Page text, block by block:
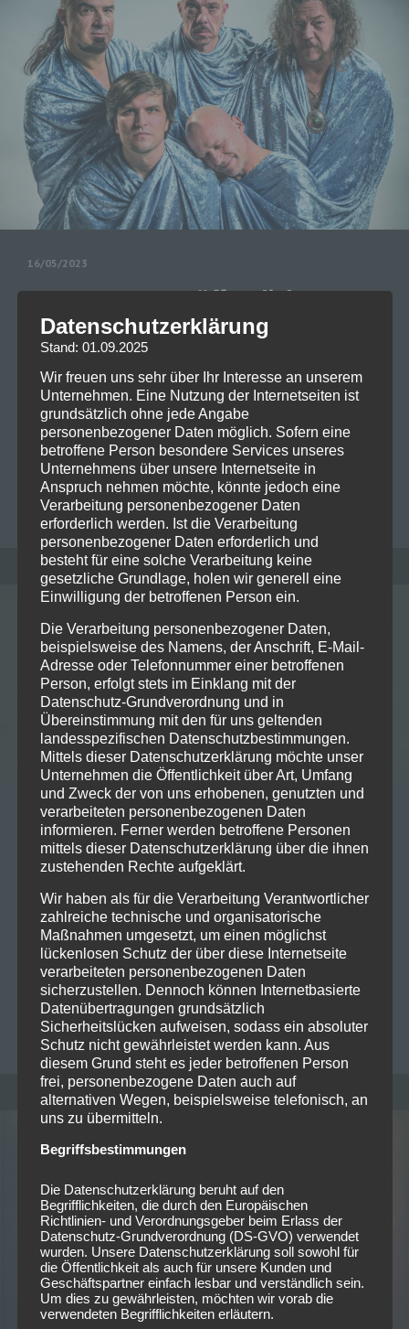
16/05/2023
KNORKATOR veröffentlicht am
02.06. den Re-Release von „We
Want Mohr“ als Vinylversion
KNORKATOR veröffentlicht am 02.06. den Re-
Release von „We Want Mohr“ (Tubareckorz / Rough
Trade) als 180g Vinylversion. Die Platte kann schon
jetzt bei diesen Anbietern…Read more
MICHAELA MAYER
04/04/2023
Fiddler’s Green auf „St. Patrick’s
Daze“ Tour
Fiddler’s Green gehen auf eine kleine aber feine Tour
zum Tag der Tage aller Folkpunkfreunde! Bei den
Konzerten wird der passende Soundtrack zu Stout
und…Read more
PATRICK LICHTENBERGER 0
Datenschutzerklärung
Stand: 01.09.2025
Wir freuen uns sehr über Ihr Interesse an unserem
Unternehmen. Eine Nutzung der Internetseiten ist
grundsätzlich ohne jede Angabe
personenbezogener Daten möglich. Sofern eine
betroffene Person besondere Services unseres
Unternehmens über unsere Internetseite in
Anspruch nehmen möchte, könnte jedoch eine
Verarbeitung personenbezogener Daten
erforderlich werden. Ist die Verarbeitung
personenbezogener Daten erforderlich und
besteht für eine solche Verarbeitung keine
gesetzliche Grundlage, holen wir generell eine
Einwilligung der betroffenen Person ein.
Die Verarbeitung personenbezogener Daten,
beispielsweise des Namens, der Anschrift, E-Mail-
Adresse oder Telefonnummer einer betroffenen
Person, erfolgt stets im Einklang mit der
Datenschutz-Grundverordnung und in
Übereinstimmung mit den für uns geltenden
landesspezifischen Datenschutzbestimmungen.
Mittels dieser Datenschutzerklärung möchte unser
Unternehmen die Öffentlichkeit über Art, Umfang
und Zweck der von uns erhobenen, genutzten und
verarbeiteten personenbezogenen Daten
informieren. Ferner werden betroffene Personen
mittels dieser Datenschutzerklärung über die ihnen
zustehenden Rechte aufgeklärt.
Wir haben als für die Verarbeitung Verantwortlicher
zahlreiche technische und organisatorische
Maßnahmen umgesetzt, um einen möglichst
lückenlosen Schutz der über diese Internetseite
verarbeiteten personenbezogenen Daten
sicherzustellen. Dennoch können Internetbasierte
Datenübertragungen grundsätzlich
Sicherheitslücken aufweisen, sodass ein absoluter
Schutz nicht gewährleistet werden kann. Aus
diesem Grund steht es jeder betroffenen Person
frei, personenbezogene Daten auch auf
alternativen Wegen, beispielsweise telefonisch, an
uns zu übermitteln.
Begriffsbestimmungen
Die Datenschutzerklärung beruht auf den
Begrifflichkeiten, die durch den Europäischen
Richtlinien- und Verordnungsgeber beim Erlass der
Datenschutz-Grundverordnung (DS-GVO) verwendet
wurden. Unsere Datenschutzerklärung soll sowohl für
die Öffentlichkeit als auch für unsere Kunden und
Geschäftspartner einfach lesbar und verständlich sein.
Um dies zu gewährleisten, möchten wir vorab die
verwendeten Begrifflichkeiten erläutern.